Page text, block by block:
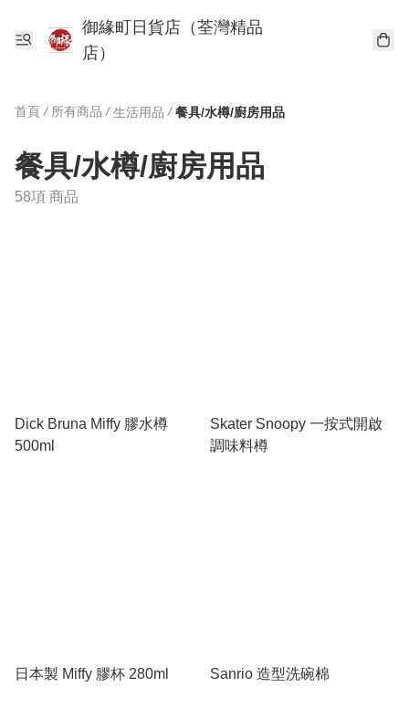
御緣町日貨店（荃灣精品
店）
首頁 / 所有商品 / 生活用品 / 餐具/水樽/廚房用品
餐具/水樽/廚房用品
58項 商品
Dick Bruna Miffy 膠水樽
500ml
Skater Snoopy 一按式開啟
調味料樽
日本製 Miffy 膠杯 280ml Sanrio 造型洗碗棉